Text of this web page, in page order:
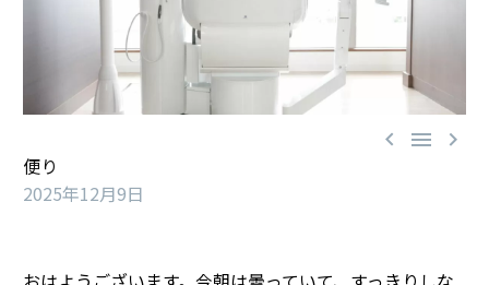
  
便り
2025年12月9日